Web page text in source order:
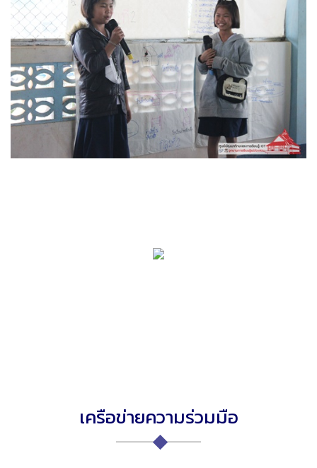
เครือข่ายความร่วมมือ